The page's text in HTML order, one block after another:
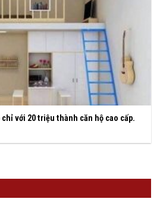
với 20 triệu thành căn hộ cao cấp.